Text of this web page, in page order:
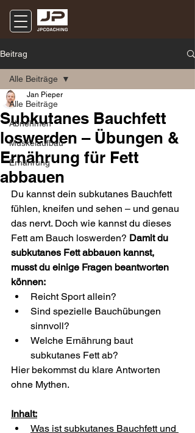
Beitrag
Alle Beiträge
Abnehmen
Muskelaufbau
Ernährung
Alle Beiträge
Subkutanes Bauchfett
loswerden – Übungen &
Ernährung für Fett
abbauen
Jan Pieper
Du kannst dein subkutanes Bauchfett
fühlen, kneifen und sehen – und genau
das nervt. Doch wie kannst du dieses
Fett am Bauch loswerden? Damit du
subkutanes Fett abbauen kannst,
musst du einige Fragen beantworten
können:
Reicht Sport allein?
Sind spezielle Bauchübungen
sinnvoll?
Welche Ernährung baut
subkutanes Fett ab?
Hier bekommst du klare Antworten
ohne Mythen.
Inhalt:
Was ist subkutanes Bauchfett und